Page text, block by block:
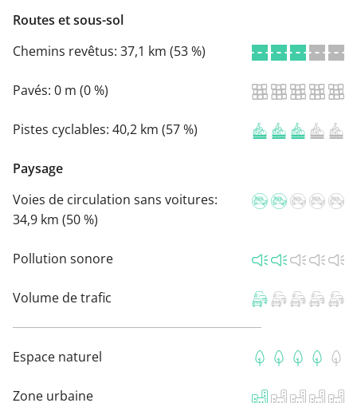
Routes et sous-sol
Chemins revêtus: 37,1 km (53 %)
Pavés: 0 m (0 %)
Pistes cyclables: 40,2 km (57 %)
Paysage
Voies de circulation sans voitures:
34,9 km (50 %)
Pollution sonore
Volume de trafic
Espace naturel
Zone urbaine